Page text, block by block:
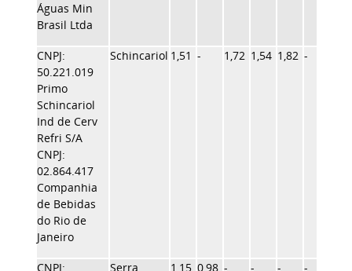
Águas Min
Brasil Ltda
CNPJ:
50.221.019
Primo
Schincariol
Ind de Cerv
Refri S/A
CNPJ:
02.864.417
Companhia
de Bebidas
do Rio de
Janeiro
Schincariol 1,51 - 1,72 1,54 1,82 -
CNPJ: Serra 1,15 0,98 - - - -